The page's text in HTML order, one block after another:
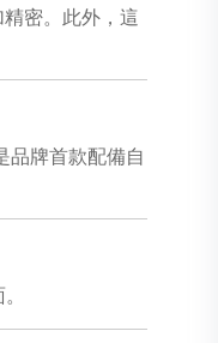
密。此外，這
品牌首款配備自